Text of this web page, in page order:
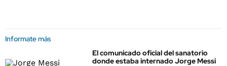
Informate más
El comunicado oficial del sanatorio
donde estaba internado Jorge Messi